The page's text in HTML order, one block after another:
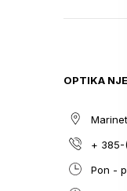
THE
THE
GALLERY
OPTIKA
+ 385-
Pon -